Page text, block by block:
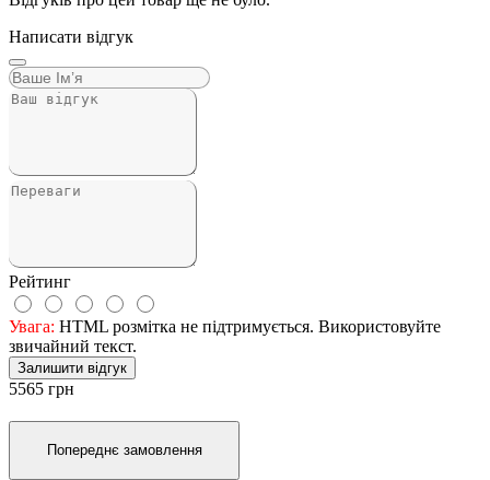
Написати відгук
Рейтинг
Увага: HTML розмітка не підтримується. Використовуйте
звичайний текст.
Залишити відгук
5565 грн
Попереднє замовлення